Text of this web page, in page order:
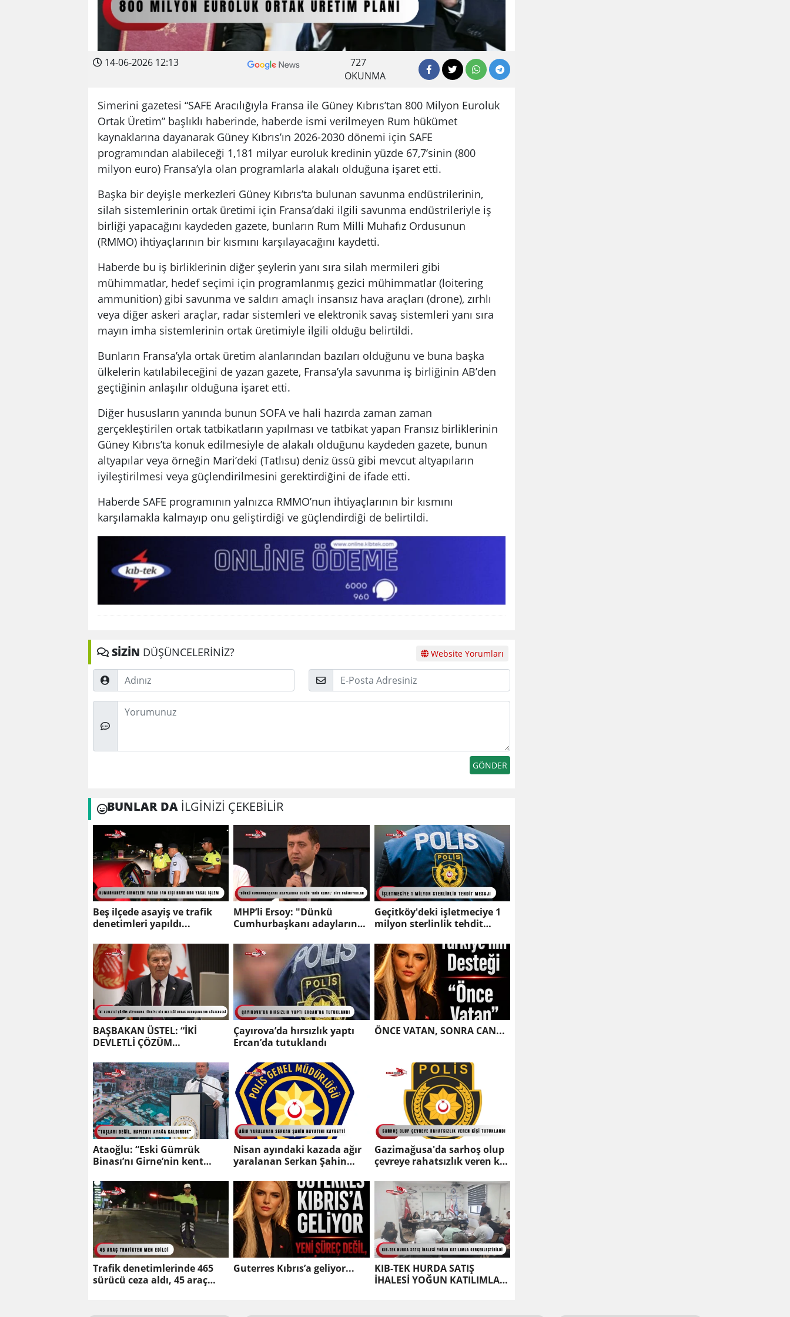
14-06-2026 12:13
727
OKUNMA
Simerini gazetesi “SAFE Aracılığıyla Fransa ile Güney Kıbrıs’tan 800 Milyon Euroluk
Ortak Üretim” başlıklı haberinde, haberde ismi verilmeyen Rum hükümet
kaynaklarına dayanarak Güney Kıbrıs’ın 2026-2030 dönemi için SAFE
programından alabileceği 1,181 milyar euroluk kredinin yüzde 67,7’sinin (800
milyon euro) Fransa’yla olan programlarla alakalı olduğuna işaret etti.
Başka bir deyişle merkezleri Güney Kıbrıs’ta bulunan savunma endüstrilerinin,
silah sistemlerinin ortak üretimi için Fransa’daki ilgili savunma endüstrileriyle iş
birliği yapacağını kaydeden gazete, bunların Rum Milli Muhafız Ordusunun
(RMMO) ihtiyaçlarının bir kısmını karşılayacağını kaydetti.
Haberde bu iş birliklerinin diğer şeylerin yanı sıra silah mermileri gibi
mühimmatlar, hedef seçimi için programlanmış gezici mühimmatlar (loitering
ammunition) gibi savunma ve saldırı amaçlı insansız hava araçları (drone), zırhlı
veya diğer askeri araçlar, radar sistemleri ve elektronik savaş sistemleri yanı sıra
mayın imha sistemlerinin ortak üretimiyle ilgili olduğu belirtildi.
Bunların Fransa’yla ortak üretim alanlarından bazıları olduğunu ve buna başka
ülkelerin katılabileceğini de yazan gazete, Fransa’yla savunma iş birliğinin AB’den
geçtiğinin anlaşılır olduğuna işaret etti.
Diğer hususların yanında bunun SOFA ve hali hazırda zaman zaman
gerçekleştirilen ortak tatbikatların yapılması ve tatbikat yapan Fransız birliklerinin
Güney Kıbrıs’ta konuk edilmesiyle de alakalı olduğunu kaydeden gazete, bunun
altyapılar veya örneğin Mari’deki (Tatlısu) deniz üssü gibi mevcut altyapıların
iyileştirilmesi veya güçlendirilmesini gerektirdiğini de ifade etti.
Haberde SAFE programının yalnızca RMMO’nun ihtiyaçlarının bir kısmını
karşılamakla kalmayıp onu geliştirdiği ve güçlendirdiği de belirtildi.
SİZİN DÜŞÜNCELERİNİZ? Website Yorumları
Adınız
Posta
Düşünceleriniz
BUNLAR DA İLGİNİZİ ÇEKEBİLİR
Beş ilçede asayiş ve trafik
denetimleri yapıldı...
MHP’li Ersoy: "Dünkü
Cumhurbaşkanı adaylarına
bağırıyorlar"
Geçitköy'deki işletmeciye 1
milyon sterlinlik tehdit
BAŞBAKAN ÜSTEL: “İKİ
DEVLETLİ ÇÖZÜM
DESTEĞİ ORTAK
DURUŞUMUZUN
GÖSTERGESİ”
Çayırova’da hırsızlık yaptı
Ercan’da tutuklandı
ÖNCE VATAN, SONRA CAN...
Ataoğlu: “Eski Gümrük
Binası’nı Girne’nin kent
olarak yeniden kazandırdık”
Nisan ayındaki kazada ağır
yaralanan Serkan Şahin
Gazimağusa'da sarhoş olup
çevreye rahatsızlık veren kişi
Trafik denetimlerinde 465
sürücü ceza aldı, 45 araç
Guterres Kıbrıs’a geliyor...
KIB-TEK HURDA SATIŞ
İHALESİ YOĞUN KATILIMLA